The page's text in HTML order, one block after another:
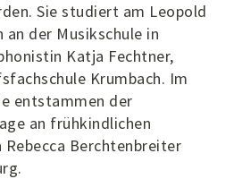
Sie studiert am Leopold
der Musikschule in
Katja Fechtner,
Krumbach. Im
entstammen der
an frühkindlichen
Berchtenbreiter